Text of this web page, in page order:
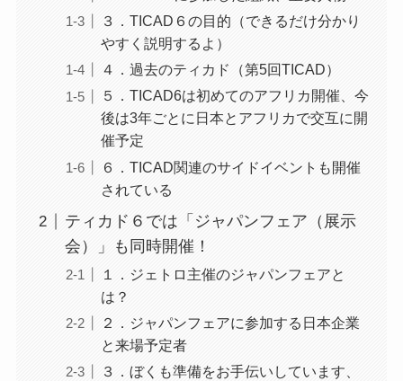
３．TICAD６の目的（できるだけ分かり
やすく説明するよ）
４．過去のティカド（第5回TICAD）
５．TICAD6は初めてのアフリカ開催、今
後は3年ごとに日本とアフリカで交互に開
催予定
６．TICAD関連のサイドイベントも開催
されている
ティカド６では「ジャパンフェア（展示
会）」も同時開催！
１．ジェトロ主催のジャパンフェアと
は？
２．ジャパンフェアに参加する日本企業
と来場予定者
３．ぼくも準備をお手伝いしています、